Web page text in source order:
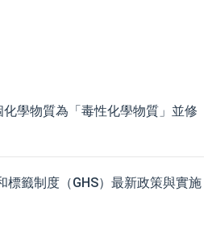
學物質為「毒性化學物質」並修
標籤制度（GHS）最新政策與實施